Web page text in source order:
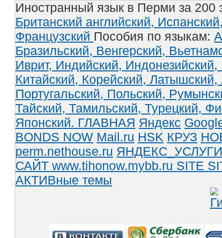
Иностранный язык в Перми за 200
Британский английский,
Французский Пособия по языкам:
Бразильский, Венгерский,
Иврит, Индийский, Индонезийский,
Китайский, Корейский, Латышский,
Португальский, Польский,
Тайский, Тамильский, Турецкий,
Японский. ГЛАВНАЯ Яндекс
BONDS NOW Mail.ru HSK КРУЗ
perm.nethouse.ru ЯНДЕКС_УСЛУГИ
САЙТ www.tihonow.mybb.ru SITE
АКТИВные темы